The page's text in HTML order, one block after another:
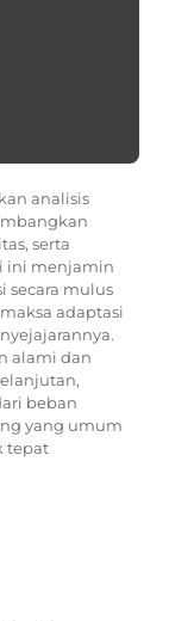
analisis
serta
ini menjamin
secara mulus
adaptasi
alami dan
beban
yang umum
tepat